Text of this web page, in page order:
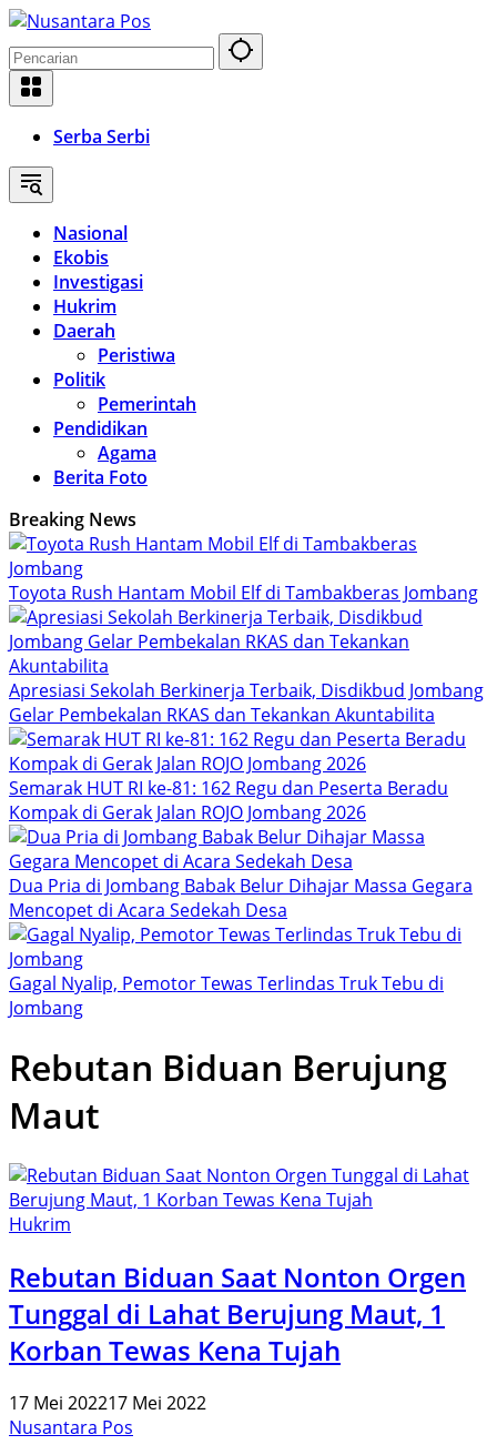
Langsung
ke
konten
Serba Serbi
Nasional
Ekobis
Investigasi
Hukrim
Daerah
Peristiwa
Politik
Pemerintah
Pendidikan
Agama
Berita Foto
Breaking News
Toyota Rush Hantam Mobil Elf di Tambakberas Jombang
Apresiasi Sekolah Berkinerja Terbaik, Disdikbud Jombang
Gelar Pembekalan RKAS dan Tekankan Akuntabilita
Semarak HUT RI ke-81: 162 Regu dan Peserta Beradu
Kompak di Gerak Jalan ROJO Jombang 2026
Dua Pria di Jombang Babak Belur Dihajar Massa Gegara
Mencopet di Acara Sedekah Desa
Gagal Nyalip, Pemotor Tewas Terlindas Truk Tebu di
Jombang
Rebutan Biduan Berujung
Maut
Hukrim
Rebutan Biduan Saat Nonton Orgen
Tunggal di Lahat Berujung Maut, 1
Korban Tewas Kena Tujah
17 Mei 202217 Mei 2022
Nusantara Pos